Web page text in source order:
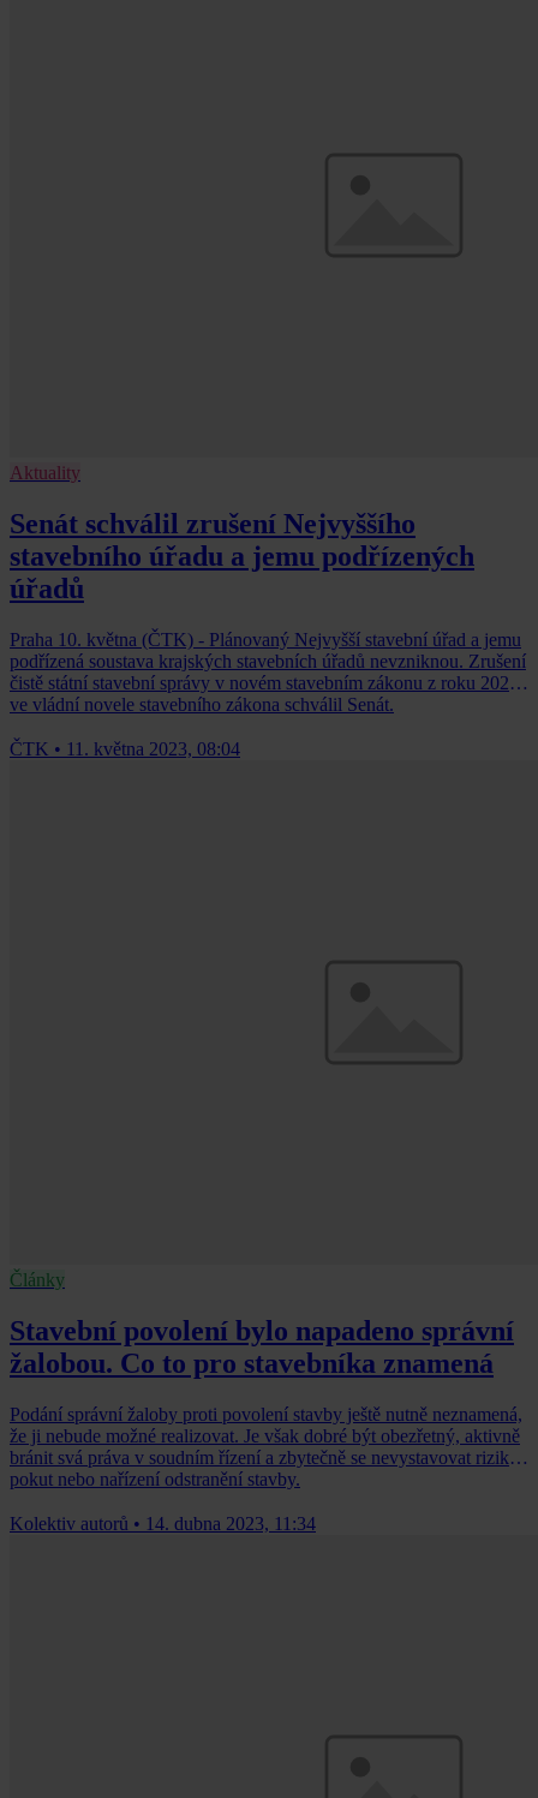
Aktuality
Senát schválil zrušení Nejvyššího
stavebního úřadu a jemu podřízených
úřadů
Praha 10. května (ČTK) - Plánovaný Nejvyšší stavební úřad a jemu
podřízená soustava krajských stavebních úřadů nevzniknou. Zrušení
čistě státní stavební správy v novém stavebním zákonu z roku 2021
ve vládní novele stavebního zákona schválil Senát.
ČTK • 11. května 2023, 08:04
Články
Stavební povolení bylo napadeno správní
žalobou. Co to pro stavebníka znamená
Podání správní žaloby proti povolení stavby ještě nutně neznamená,
že ji nebude možné realizovat. Je však dobré být obezřetný, aktivně
bránit svá práva v soudním řízení a zbytečně se nevystavovat riziku
pokut nebo nařízení odstranění stavby.
Kolektiv autorů • 14. dubna 2023, 11:34